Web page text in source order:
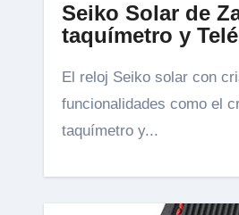
Seiko Solar de
taquímetro y
El reloj Seiko solar con cristal de zafiro con
funcionalidades como el
taquímetro y...